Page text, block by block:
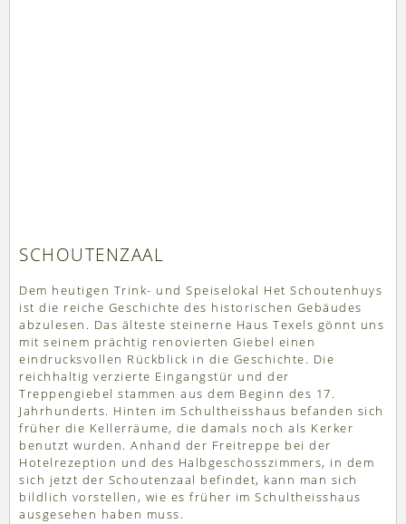
SCHOUTENZAAL
Dem heutigen Trink- und Speiselokal Het Schoutenhuys
ist die reiche Geschichte des historischen Gebäudes
abzulesen. Das älteste steinerne Haus Texels gönnt uns
mit seinem prächtig renovierten Giebel einen
eindrucksvollen Rückblick in die Geschichte. Die
reichhaltig verzierte Eingangstür und der
Treppengiebel stammen aus dem Beginn des 17.
Jahrhunderts. Hinten im Schultheisshaus befanden sich
früher die Kellerräume, die damals noch als Kerker
benutzt wurden. Anhand der Freitreppe bei der
Hotelrezeption und des Halbgeschosszimmers, in dem
sich jetzt der Schoutenzaal befindet, kann man sich
bildlich vorstellen, wie es früher im Schultheisshaus
ausgesehen haben muss.